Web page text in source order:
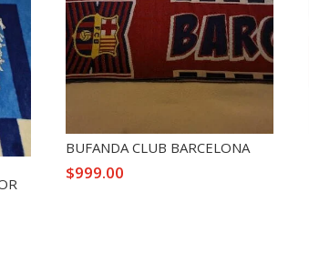
BUFANDA CLUB BARCELONA
$999.00